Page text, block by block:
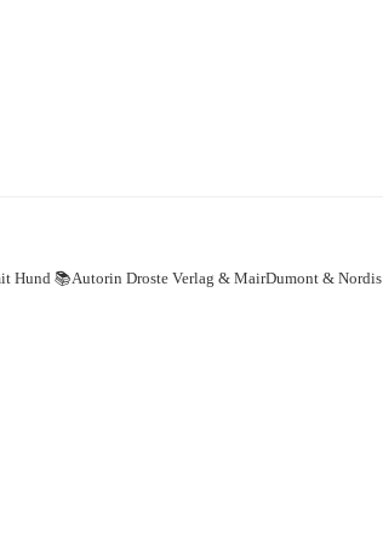
Hund 📚Autorin Droste Verlag & MairDumont & Nordis